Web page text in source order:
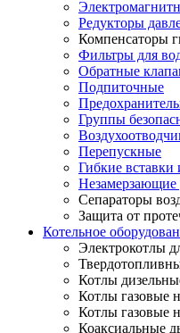
Редукторы
Компенсаторы
Фильтры для
Обратные
Подпиточные
Группы
Перепускные
Гибкие
Сепараторы
Защита от
Котельное
Электрокотлы
Котлы
Котлы газовые
Котлы газовые
Коаксиальные